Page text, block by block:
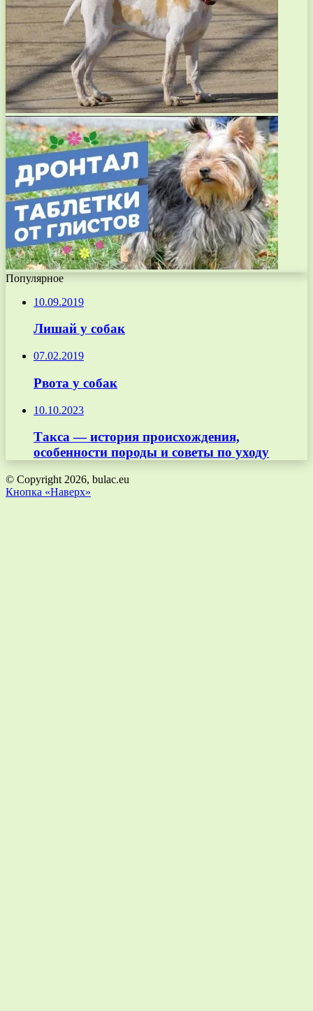
Популярное
10.09.2019
Лишай у собак
07.02.2019
Рвота у собак
10.10.2023
Такса — история происхождения,
особенности породы и советы по уходу
© Copyright 2026, bulac.eu
Кнопка «Наверх»